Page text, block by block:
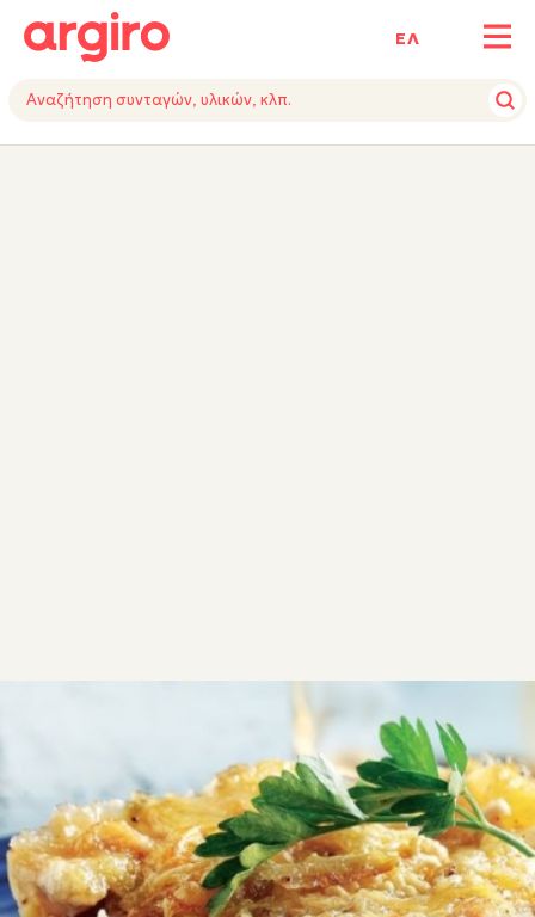
ΕΛ
ΥΛΙΚΑΕΚΤΕΛΕΣΗ
Λαζάνια µε κοτόπουλο, πράσο
και κρέµα τυριού
Πεντανόστιμη συνταγή, με ιδιαίτερη τεχνική. Το
θρυμματισμένο λαζάνι σε στρώσεις πίνει όλα τα υγρά
του φαγητού. Τέλειο! Αξιοποιήστε κοτόπουλο, ψητό ή